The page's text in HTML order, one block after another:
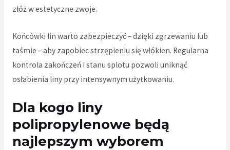
złóż w estetyczne zwoje.
Końcówki lin warto zabezpieczyć – dzięki zgrzewaniu lub
taśmie – aby zapobiec strzępieniu się włókien. Regularna
kontrola zakończeń i stanu splotu pozwoli uniknąć
osłabienia liny przy intensywnym użytkowaniu.
Dla kogo liny
polipropylenowe będą
najlepszym wyborem